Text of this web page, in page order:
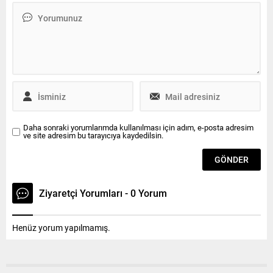
Abdullah Cıstır, Saray
protokolü çerçevesinde...
Daha sonraki yorumlarımda kullanılması için adım, e-posta adresim
ve site adresim bu tarayıcıya kaydedilsin.
Ziyaretçi Yorumları - 0 Yorum
Henüz yorum yapılmamış.